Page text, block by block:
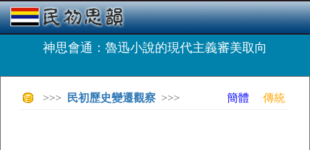
神思會通：魯迅小說的現代主義審美取向
>>> 民初歷史變遷觀察 >>> 簡體 傳統